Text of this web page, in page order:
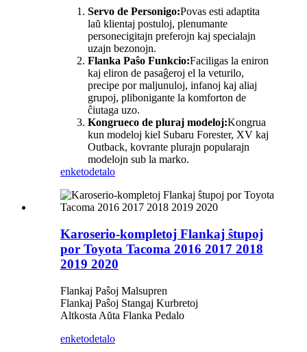
Servo de Personigo:Povas esti adaptita
laŭ klientaj postuloj, plenumante
personecigitajn preferojn kaj specialajn
uzajn bezonojn.
Flanka Paŝo Funkcio:Faciligas la eniron
kaj eliron de pasaĝeroj el la veturilo,
precipe por maljunuloj, infanoj kaj aliaj
grupoj, plibonigante la komforton de
ĉiutaga uzo.
Kongrueco de pluraj modeloj:Kongrua
kun modeloj kiel Subaru Forester, XV kaj
Outback, kovrante plurajn popularajn
modelojn sub la marko.
enketodetalo
Karoserio-kompletoj Flankaj ŝtupoj
por Toyota Tacoma 2016 2017 2018
2019 2020
Flankaj Paŝoj Malsupren
Flankaj Paŝoj Stangaj Kurbretoj
Altkosta Aŭta Flanka Pedalo
enketodetalo